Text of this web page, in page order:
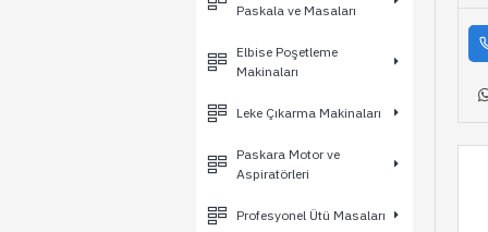
Paskala ve Masaları
Elbise Poşetleme
Makinaları
Leke Çıkarma Makinaları
Paskara Motor ve
Aspiratörleri
Profesyonel Ütü Masaları